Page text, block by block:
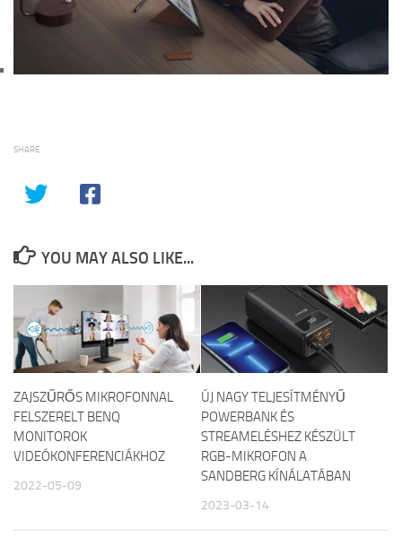
SHARE
YOU MAY ALSO LIKE...
ZAJSZŰRŐS MIKROFONNAL
FELSZERELT BENQ
MONITOROK
VIDEÓKONFERENCIÁKHOZ
2022-05-09
ÚJ NAGY TELJESÍTMÉNYŰ
POWERBANK ÉS
STREAMELÉSHEZ KÉSZÜLT
RGB-MIKROFON A
SANDBERG KÍNÁLATÁBAN
2023-03-14